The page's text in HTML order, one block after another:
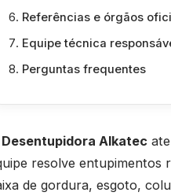
Referências e órgãos
Equipe técnica
Perguntas frequentes
Desentupidora Alkatec
resolve entupimentos
de gordura, esgoto,